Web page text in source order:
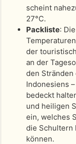
scheint
27°C.
Packliste:
der
an der
den
Indonesiens
bedeckt
und heiligen
ein, welches
die Schultern
können.